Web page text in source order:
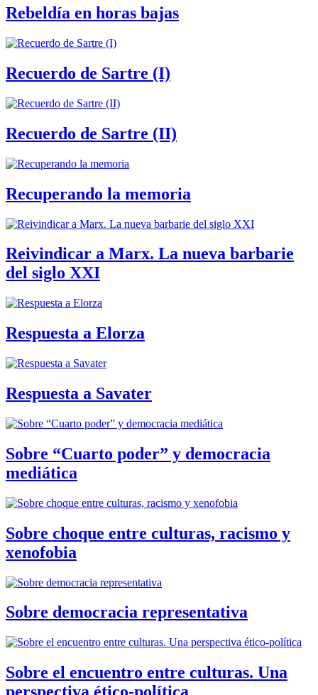
Rebeldía en horas bajas
Recuerdo de Sartre (I)
Recuerdo de Sartre (II)
Recuperando la memoria
Reivindicar a Marx. La nueva barbarie
del siglo XXI
Respuesta a Elorza
Respuesta a Savater
Sobre “Cuarto poder” y democracia
mediática
Sobre choque entre culturas, racismo y
xenofobia
Sobre democracia representativa
Sobre el encuentro entre culturas. Una